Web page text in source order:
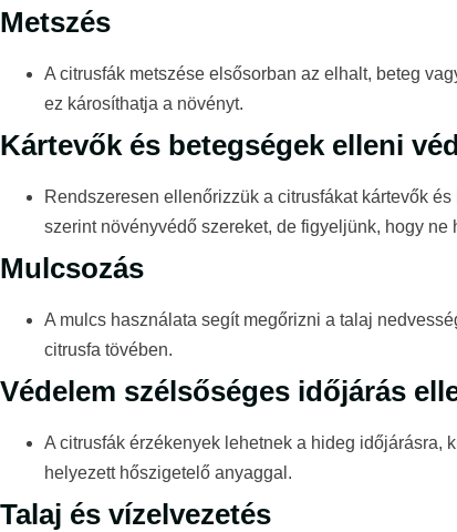
Metszés
A citrusfák metszése elsősorban az elhalt, beteg
ez károsíthatja a növényt.
Kártevők és betegségek elleni
Rendszeresen ellenőrizzük a citrusfákat kártevők
szerint növényvédő szereket, de figyeljünk, hogy
Mulcsozás
A mulcs használata segít megőrizni a talaj
citrusfa tövében.
Védelem szélsőséges időjárás
A citrusfák érzékenyek lehetnek a hideg időjárásra,
helyezett hőszigetelő anyaggal.
Talaj és vízelvezetés